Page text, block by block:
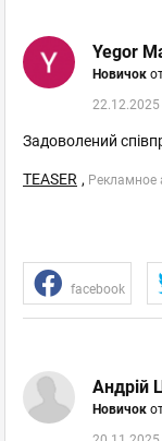
Yegor
Новичок
22.12.2025
Задоволений
TEASER , Рекламное
facebook
Андрій
Новичок